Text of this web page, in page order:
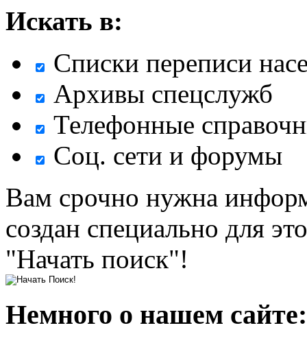
Искать в:
Списки переписи
Архивы спецслужб
Телефонные
Соц. сети и форумы
Вам срочно нужна
создан специально для
"Начать поиск"!
Немного о нашем сайте: